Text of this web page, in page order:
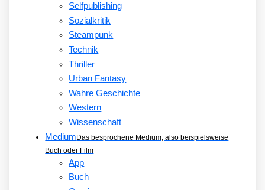
Selfpublishing
Sozialkritik
Steampunk
Technik
Thriller
Urban Fantasy
Wahre Geschichte
Western
Wissenschaft
MediumDas besprochene Medium, also beispielsweise
Buch oder Film
App
Buch